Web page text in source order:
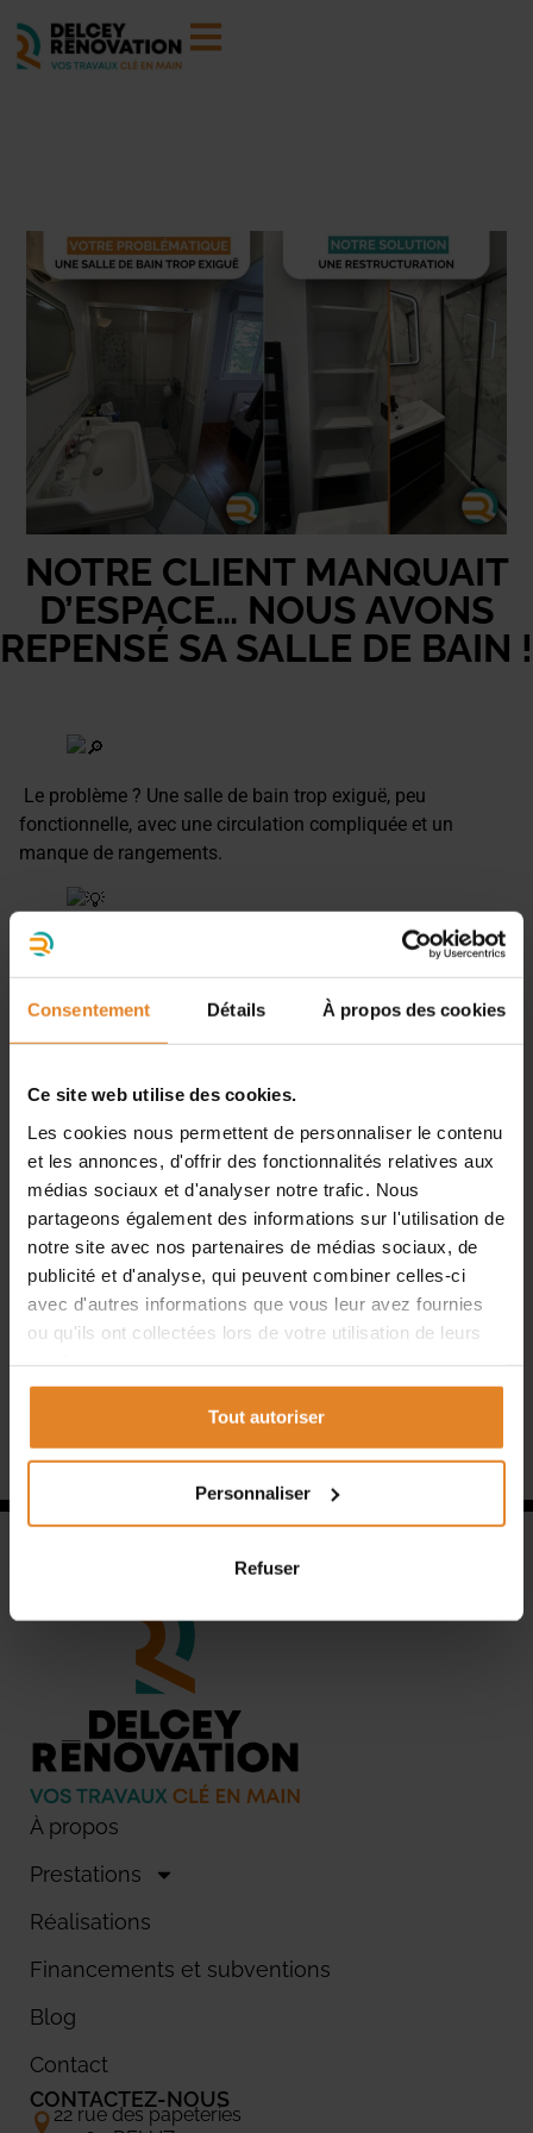
Consentement Détails À propos des cookies
Ce site web utilise des cookies.
Les cookies nous permettent de personnaliser le contenu
et les annonces, d'offrir des fonctionnalités relatives aux
médias sociaux et d'analyser notre trafic. Nous
partageons également des informations sur l'utilisation de
notre site avec nos partenaires de médias sociaux, de
publicité et d'analyse, qui peuvent combiner celles-ci
avec d'autres informations que vous leur avez fournies
ou qu'ils ont collectées lors de votre utilisation de leurs
Tout autoriser
Personnaliser
Refuser
NOTRE CLIENT MANQUAIT
D’ESPACE… NOUS AVONS
REPENSÉ SA SALLE DE BAIN !
Le problème ? Une salle de bain trop exiguë, peu
fonctionnelle, avec une circulation compliquée et un
manque de rangements.
Notre solution ? Une restructuration complète pour
optimiser chaque mètre carré !
Création de rangements intégrés pour plus de praticité
Installation d’une porte coulissante avec vitre intégrée
pour un gain de place et de luminosité
Résultat ? Une salle de bain plus spacieuse, plus moderne
et parfaitement adaptée aux besoins de notre client !
À propos
Prestations
Réalisations
Financements et subventions
Blog
Contact
CONTACTEZ-NOUS
22 rue des papeteries